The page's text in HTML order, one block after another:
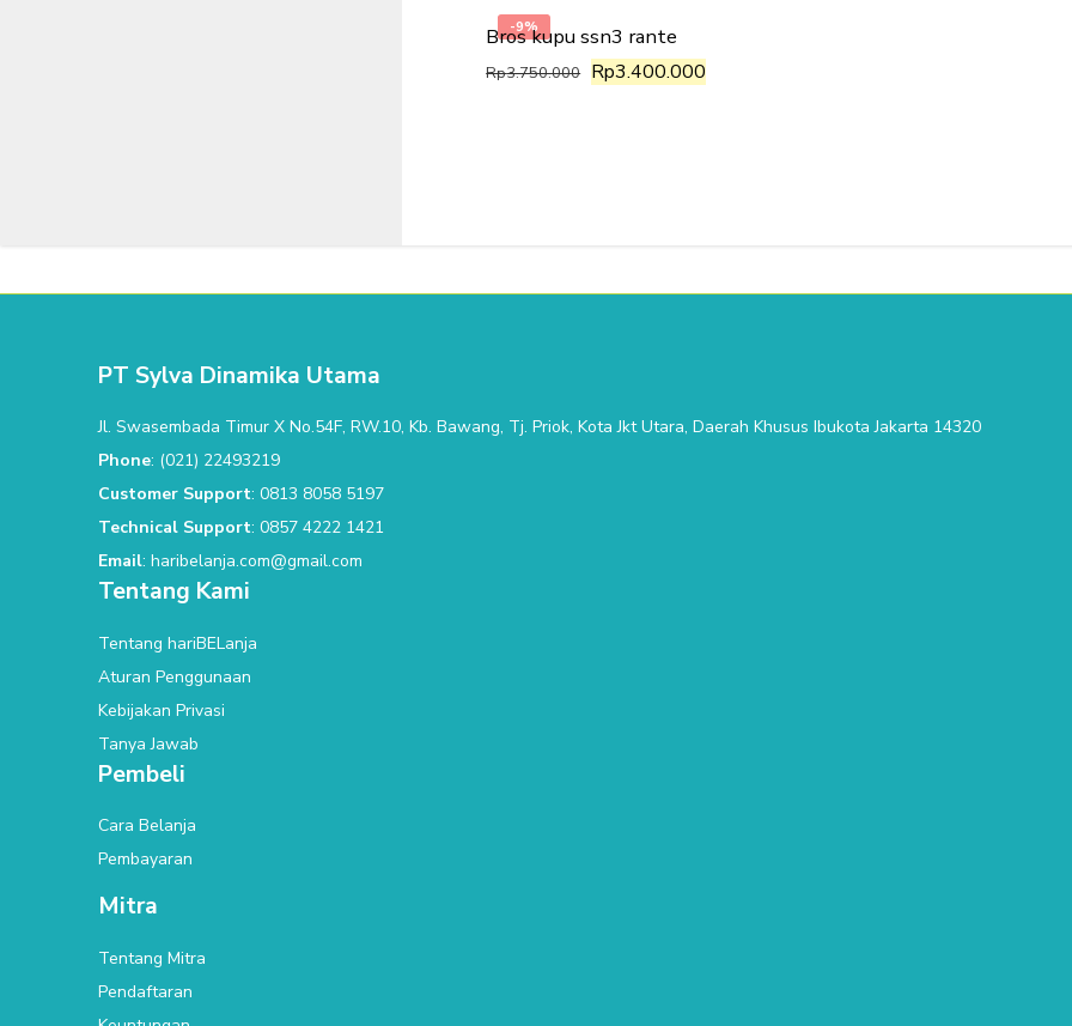
-9%
Bros kupu ssn3 rante
Rp3.750.000 Rp3.400.000
PT Sylva Dinamika Utama
Jl. Swasembada Timur X No.54F, RW.10, Kb. Bawang, Tj. Priok, Kota Jkt Utara, Daerah Khusus Ibukota Jakarta 14320
Phone: (021) 22493219
Customer Support: 0813 8058 5197
Technical Support: 0857 4222 1421
Email: haribelanja.com@gmail.com
Tentang Kami
Tentang hariBELanja
Aturan Penggunaan
Kebijakan Privasi
Tanya Jawab
Pembeli
Cara Belanja
Pembayaran
Mitra
Tentang Mitra
Pendaftaran